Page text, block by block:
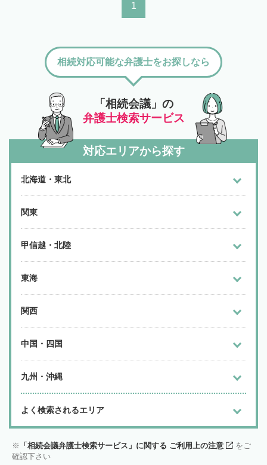
1
「相続会議」の
弁護士検索サービス
相続対応可能な弁護士をお探しなら
対応エリアから探す
北海道・東北
関東
甲信越・北陸
東海
関西
中国・四国
九州・沖縄
よく検索されるエリア
「相続会議弁護士検索サービス」に関する ご利用上の注意
をご
確認下さい